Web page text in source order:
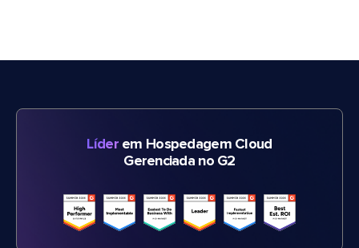
Líderem Hospedagem Cloud
Gerenciada no G2